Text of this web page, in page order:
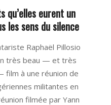
qu’elles eurent un
les sens du silence
Raphaël Pillosio
très beau — et très
film à une réunion de
militantes en
filmée par Yann